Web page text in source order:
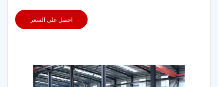
احصل على السعر